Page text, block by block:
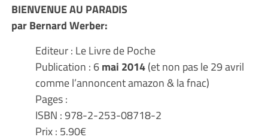
BIENVENUE AU PARADIS
par Bernard Werber:
Editeur : Le Livre de Poche
Publication : 6mai 2014(et non pas le 29 avril
comme l’annoncent amazon & la fnac)
Pages :
ISBN : 978-2-253-08718-2
Prix : 5.90€